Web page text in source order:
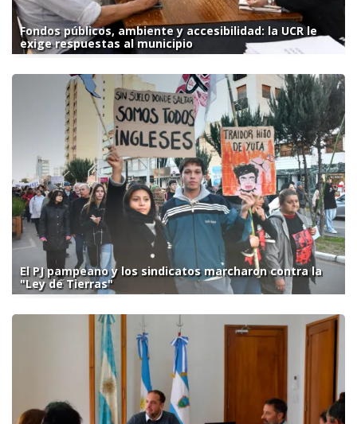
Fondos públicos, ambiente y accesibilidad: la UCR le
exige respuestas al municipio
El PJ pampeano y los sindicatos marcharon contra la
"Ley de Tierras"